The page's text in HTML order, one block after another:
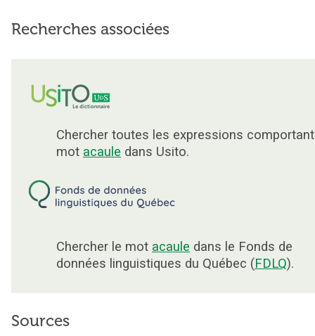
Recherches associées
Chercher toutes les expressions
mot acaule dans Usito.
Chercher le mot acaule dans le Fonds de
données linguistiques du Québec (FDLQ).
Sources